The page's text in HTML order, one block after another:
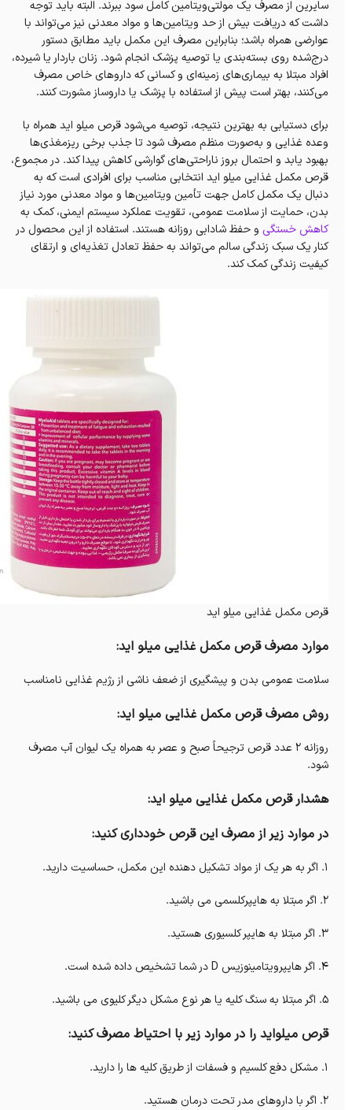
سایرین از مصرف یک مولتی‌ویتامین کامل سود ببرند. البته باید توجه
داشت که دریافت بیش از حد ویتامین‌ها و مواد معدنی نیز می‌تواند با
عوارضی همراه باشد؛ بنابراین مصرف این مکمل باید مطابق دستور
درج‌شده روی بسته‌بندی یا توصیه پزشک انجام شود. زنان باردار یا شیرده،
افراد مبتلا به بیماری‌های زمینه‌ای و کسانی که داروهای خاص مصرف
می‌کنند، بهتر است پیش از استفاده با پزشک یا داروساز مشورت کنند.
برای دستیابی به بهترین نتیجه، توصیه می‌شود قرص میلو اید همراه با
وعده غذایی و به‌صورت منظم مصرف شود تا جذب برخی ریزمغذی‌ها
بهبود یابد و احتمال بروز ناراحتی‌های گوارشی کاهش پیدا کند. در مجموع،
قرص مکمل غذایی میلو اید انتخابی مناسب برای افرادی است که به
دنبال یک مکمل کامل جهت تأمین ویتامین‌ها و مواد معدنی مورد نیاز
بدن، حمایت از سلامت عمومی، تقویت عملکرد سیستم ایمنی، کمک به
کاهش خستگی و حفظ شادابی روزانه هستند. استفاده از این محصول در
کنار یک سبک زندگی سالم می‌تواند به حفظ تعادل تغذیه‌ای و ارتقای
کیفیت زندگی کمک کند.
قرص مکمل غذایی میلو اید
موارد مصرف قرص مکمل غذایی میلو اید:
سلامت عمومی بدن و پیشگیری از ضعف ناشی از رژیم غذایی نامناسب
روش مصرف قرص مکمل غذایی میلو اید:
روزانه ۲ عدد قرص ترجیحاً صبح و عصر به همراه یک لیوان آب مصرف
شود.
هشدار قرص مکمل غذایی میلو اید:
در موارد زیر از مصرف این قرص خودداری کنید:
1. اگر به هر یک از مواد تشکیل دهنده این مکمل، حساسیت دارید.
2. اگر مبتلا به هایپرکلسمی می باشید.
3. اگر مبتلا به هایپر کلسیوری هستید.
4. اگر هایپرویتامینوزیس D در شما تشخیص داده شده است.
5. اگر مبتلا به سنگ کلیه یا هر نوع مشکل دیگر کلیوی می باشید.
قرص میلواید را در موارد زیر با احتیاط مصرف کنید:
1. مشکل دفع کلسیم و فسفات از طریق کلیه ها را دارید.
2. اگر با داروهای مدر تحت درمان هستید.